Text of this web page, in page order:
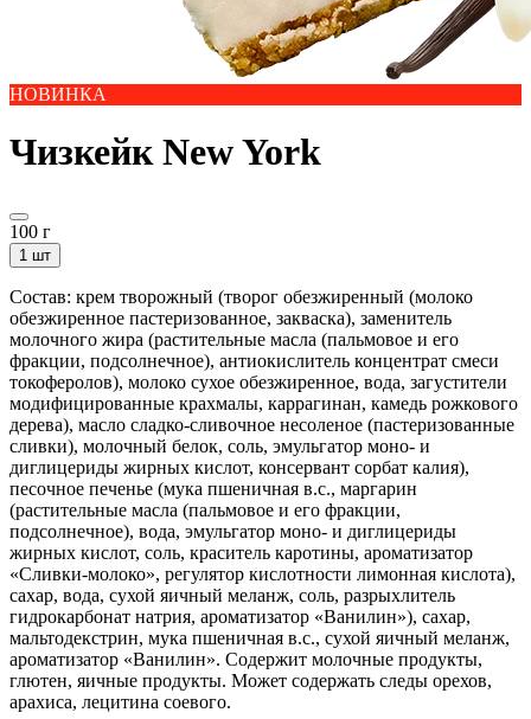
НОВИНКА
Чизкейк New York
100 г
1 шт
Состав: крем творожный (творог обезжиренный (молоко
обезжиренное пастеризованное, закваска), заменитель
молочного жира (растительные масла (пальмовое и его
фракции, подсолнечное), антиокислитель концентрат смеси
токоферолов), молоко сухое обезжиренное, вода, загустители
модифицированные крахмалы, каррагинан, камедь рожкового
дерева), масло сладко-сливочное несоленое (пастеризованные
сливки), молочный белок, соль, эмульгатор моно- и
диглицериды жирных кислот, консервант сорбат калия),
песочное печенье (мука пшеничная в.с., маргарин
(растительные масла (пальмовое и его фракции,
подсолнечное), вода, эмульгатор моно- и диглицериды
жирных кислот, соль, краситель каротины, ароматизатор
«Сливки-молоко», регулятор кислотности лимонная кислота),
сахар, вода, сухой яичный меланж, соль, разрыхлитель
гидрокарбонат натрия, ароматизатор «Ванилин»), сахар,
мальтодекстрин, мука пшеничная в.с., сухой яичный меланж,
ароматизатор «Ванилин». Содержит молочные продукты,
глютен, яичные продукты. Может содержать следы орехов,
арахиса, лецитина соевого.